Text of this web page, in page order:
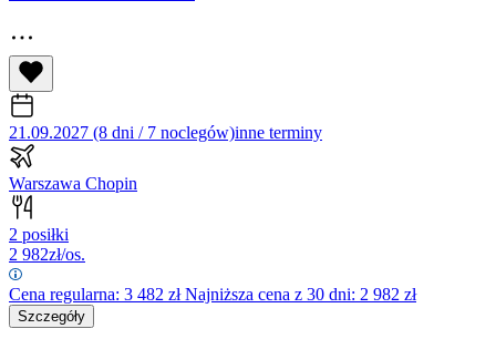
21.09.2027 (8 dni / 7 noclegów)inne terminy
Warszawa Chopin
2 posiłki
2 982zł/os.
Cena regularna: 3 482 złNajniższa cena z 30 dni: 2 982 zł
Szczegóły